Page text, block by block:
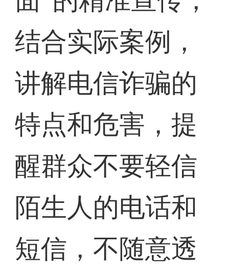
结合实际案例，
讲解电信诈骗的
特点和危害，提
醒群众不要轻信
陌生人的电话和
短信，不随意透